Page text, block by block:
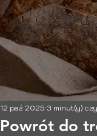
Powrót do
12 paź 2025 3 minut(y)